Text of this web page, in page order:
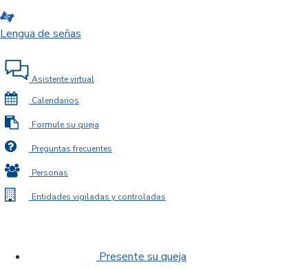
Lengua de señas
Asistente virtual
Calendarios
Formule su queja
Preguntas frecuentes
Personas
Entidades vigiladas y controladas
Presente su queja